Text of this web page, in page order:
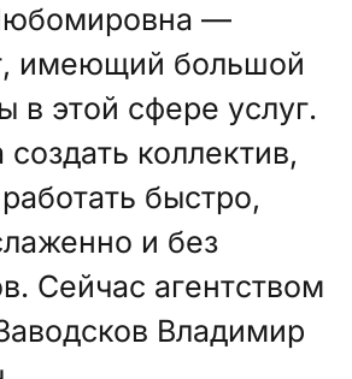
—
имеющий большой
в этой сфере услуг.
коллектив,
быстро,
и без
Сейчас агентством
Владимир